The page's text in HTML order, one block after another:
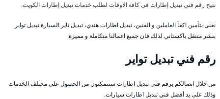
نتيح رقم فني تبديل إطارات في كافة الاوقات لطلب خدمات تبديل إطارات الكويت.
نعنى بتأمين اكفأ العاملين و الفنين، تبديل اطارات هندي، تبديل تاير السيارة تبديل تواير
بنشر متنقل باكستاني لذلك فان جميع اعمالنا متكاملة و مميزة.
رقم فني تبديل تواير
من خلال اتصالكم برقم فني تبديل اطارات ستتمكنون من الحصول على مختلف الخدمات
وذلك على يد أفضل فني تبديل اطارات سيارات.